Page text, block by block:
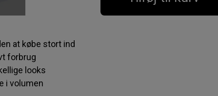
at købe stort ind
forbrug
looks
i volumen